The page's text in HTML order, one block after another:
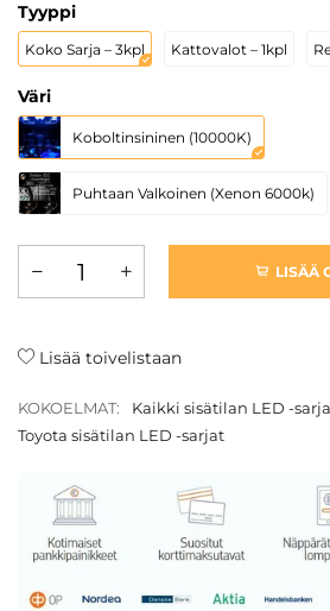
Tyyppi
Koko Sarja – 3kpl Kattovalot – 1kpl
Väri
Koboltinsininen (10000K)
Puhtaan Valkoinen (Xenon 6000k)
LISÄÄ
Lisää toivelistaan
KOKOELMAT: Kaikki sisätilan LED -
Toyota sisätilan LED -sarjat